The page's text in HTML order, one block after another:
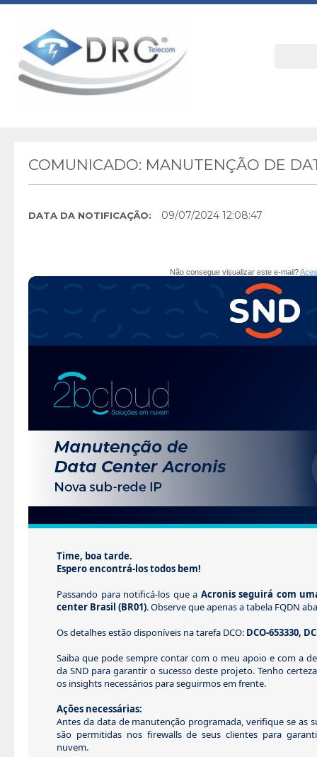
COMUNICADO: MANUTENÇÃO DE
DATA DA NOTIFICAÇÃO: 09/07/2024 12:08:47
Não consegue visualizar este e-mail?
Time, boa tarde.
Espero encontrá-los todos bem!
Passando para notificá-los que a Acronis seguirá com
center Brasil (BR01). Observe que apenas a tabela FQDN
Os detalhes estão disponíveis na tarefa DCO: DCO-653330,
Saiba que pode sempre contar com o meu apoio e com a
da SND para garantir o sucesso deste projeto. Tenho
os insights necessários para seguirmos em frente.
Ações necessárias:
Antes da data de manutenção programada, verifique se as
são permitidas nos firewalls de seus clientes para
nuvem.